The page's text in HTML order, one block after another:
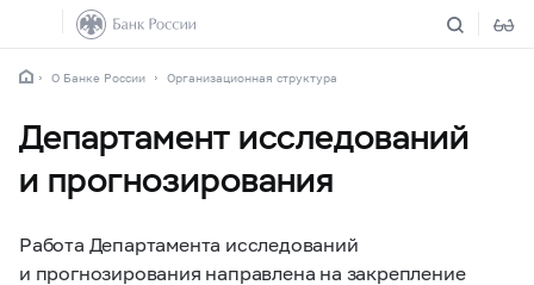
О Банке России Организационная структура
Департамент исследований
и прогнозирования
Работа Департамента исследований
и прогнозирования направлена на закрепление